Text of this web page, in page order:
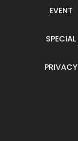
EVENT
SPECIAL
PRIVACY